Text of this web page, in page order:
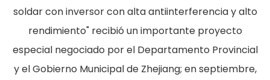
soldar con inversor con alta antiinterferencia y alto
rendimiento" recibió un importante proyecto
especial negociado por el Departamento Provincial
y el Gobierno Municipal de Zhejiang; en septiembre,